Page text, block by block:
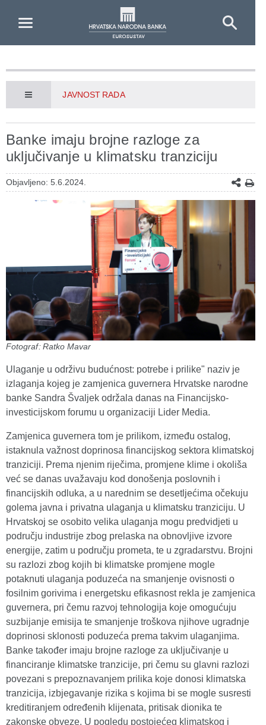
JAVNOST RADA
Banke imaju brojne razloge za
uključivanje u klimatsku tranziciju
Objavljeno: 5.6.2024.
Fotograf: Ratko Mavar
Ulaganje u održivu budućnost: potrebe i prilike" naziv je
izlaganja kojeg je zamjenica guvernera Hrvatske narodne
banke Sandra Švaljek održala danas na Financijsko-
investicijskom forumu u organizaciji Lider Media.
Zamjenica guvernera tom je prilikom, između ostalog,
istaknula važnost doprinosa financijskog sektora klimatskoj
tranziciji. Prema njenim riječima, promjene klime i okoliša
već se danas uvažavaju kod donošenja poslovnih i
financijskih odluka, a u narednim se desetljećima očekuju
golema javna i privatna ulaganja u klimatsku tranziciju. U
Hrvatskoj se osobito velika ulaganja mogu predvidjeti u
području industrije zbog prelaska na obnovljive izvore
energije, zatim u području prometa, te u zgradarstvu. Brojni
su razlozi zbog kojih bi klimatske promjene mogle
potaknuti ulaganja poduzeća na smanjenje ovisnosti o
fosilnim gorivima i energetsku efikasnost rekla je zamjenica
guvernera, pri čemu razvoj tehnologija koje omogućuju
suzbijanje emisija te smanjenje troškova njihove ugradnje
doprinosi sklonosti poduzeća prema takvim ulaganjima.
Banke također imaju brojne razloge za uključivanje u
financiranje klimatske tranzicije, pri čemu su glavni razlozi
povezani s prepoznavanjem prilika koje donosi klimatska
tranzicija, izbjegavanje rizika s kojima bi se mogle susresti
kreditiranjem određenih klijenata, pritisak dionika te
zakonske obveze. U pogledu postojećeg klimatskog i